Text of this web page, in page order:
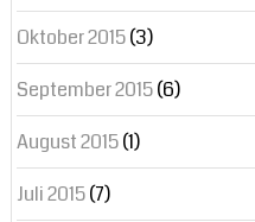
Oktober 2015(3)
September 2015(6)
August 2015(1)
Juli 2015(7)